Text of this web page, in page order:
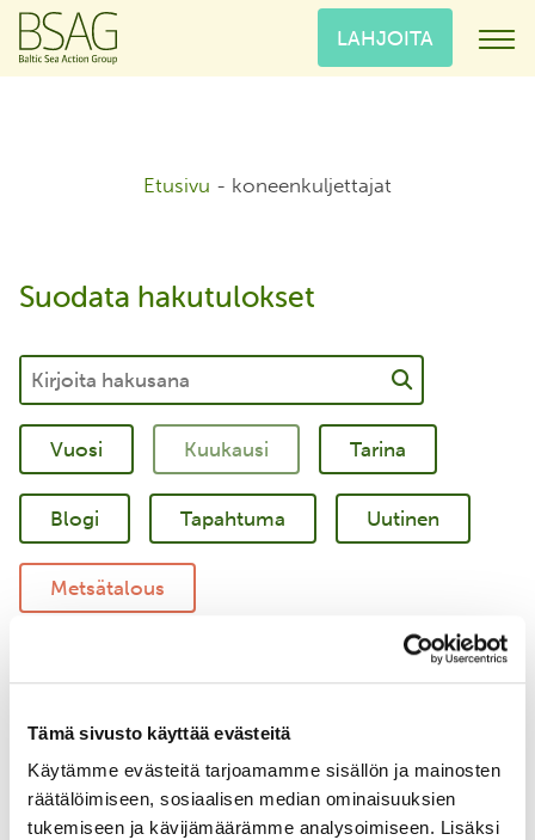
Tämä sivusto käyttää evästeitä
Käytämme evästeitä tarjoamamme sisällön ja mainosten
räätälöimiseen, sosiaalisen median ominaisuuksien
tukemiseen ja kävijämäärämme analysoimiseen. Lisäksi
LAHJOITA
Etusivu - koneenkuljettajat
Suodata hakutulokset
Tarina
Blogi Tapahtuma Uutinen
Metsätalous
Merellinen suojelu
Uudistava maatalous Yritysyhteistyö